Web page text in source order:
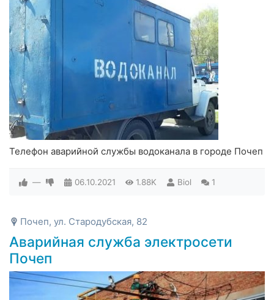
Телефон аварийной службы водоканала в городе Почеп
— 06.10.2021 1.88K Biol 1
Почеп, ул. Стародубская, 82
Аварийная служба электросети
Почеп